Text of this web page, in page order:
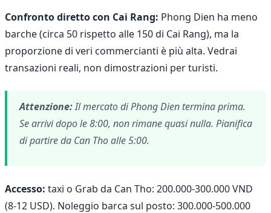
Confronto diretto con Cai Rang: Phong Dien ha meno
barche (circa 50 rispetto alle 150 di Cai Rang), ma la
proporzione di veri commercianti è più alta. Vedrai
transazioni reali, non dimostrazioni per turisti.
Attenzione:Il mercato di Phong Dien termina prima.
Se arrivi dopo le 8:00, non rimane quasi nulla. Pianifica
di partire da Can Tho alle 5:00.
Accesso: taxi o Grab da Can Tho: 200.000-300.000 VND
(8-12 USD). Noleggio barca sul posto: 300.000-500.000